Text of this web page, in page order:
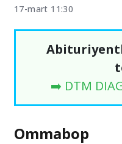
17-mart 11:30
➡️ DTM
Ommabop